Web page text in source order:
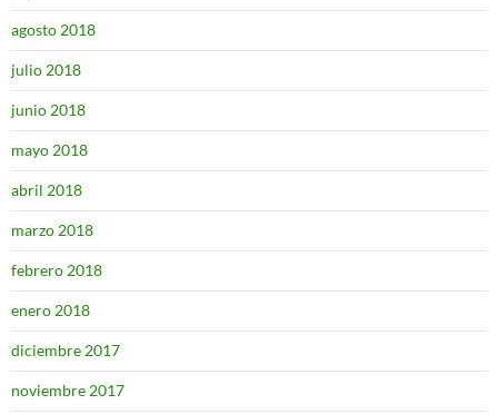
agosto 2018
julio 2018
junio 2018
mayo 2018
abril 2018
marzo 2018
febrero 2018
enero 2018
diciembre 2017
noviembre 2017